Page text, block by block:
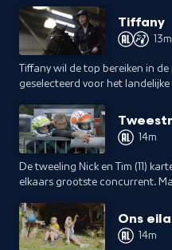
voorlichting. 'Wat heb je aan
Tiffany
13m
Tiffany wil de top bereiken in
geselecteerd voor het
14m
De tweeling Nick en Tim (11)
elkaars grootste concurrent.
verslaan?
Ons
14m